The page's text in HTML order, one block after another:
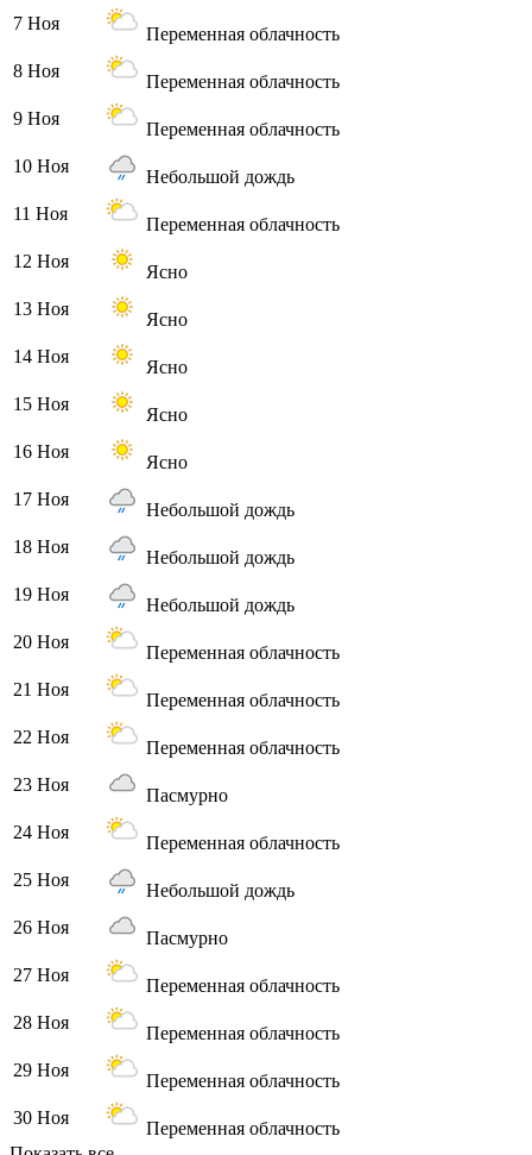
7 Ноя
Переменная облачность
8 Ноя
Переменная облачность
9 Ноя
Переменная облачность
10 Ноя
Небольшой дождь
11 Ноя
Переменная облачность
12 Ноя
Ясно
13 Ноя
Ясно
14 Ноя
Ясно
15 Ноя
Ясно
16 Ноя
Ясно
17 Ноя
Небольшой дождь
18 Ноя
Небольшой дождь
19 Ноя
Небольшой дождь
20 Ноя
Переменная облачность
21 Ноя
Переменная облачность
22 Ноя
Переменная облачность
23 Ноя
Пасмурно
24 Ноя
Переменная облачность
25 Ноя
Небольшой дождь
26 Ноя
Пасмурно
27 Ноя
Переменная облачность
28 Ноя
Переменная облачность
29 Ноя
Переменная облачность
30 Ноя
Переменная облачность